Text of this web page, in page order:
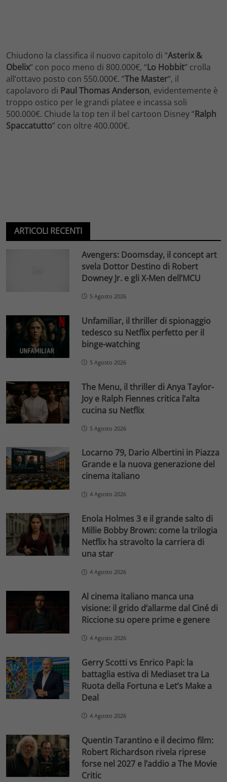
Chiudono la classifica il nuovo capitolo di “Asterix &
Obelix” con poco meno di 800.000€, “Lo Hobbit” crolla
all’ottavo posto con 550.000€. “The Master“, il
capolavoro di Paul Thomas Anderson, evidentemente è
troppo ostico per le grandi platee e incassa soli
500.000€. Chiude la top ten il bel cartoon Disney “Ralph
Spaccatutto” con oltre 400.000€.
ARTICOLI RECENTI
Avengers: Doomsday, il concept art
svela Dottor Destino di Robert
Downey Jr. e gli X-Men dell’MCU
5 Agosto 2026
Unfamiliar, il thriller di spionaggio
tedesco su Netflix perfetto per il
binge-watching
5 Agosto 2026
The Menu, il thriller di Anya Taylor-
Joy e Ralph Fiennes critica l’alta
cucina su Netflix
5 Agosto 2026
Locarno 79, Dario Albertini in Piazza
Grande e la nuova generazione del
cinema italiano
4 Agosto 2026
Enola Holmes 3 e il grande salto di
Millie Bobby Brown: come la trilogia
Netflix ha stravolto la carriera di
una star
4 Agosto 2026
Al cinema italiano manca una
visione: il grido d’allarme dal Ciné di
Riccione su opere prime e genere
4 Agosto 2026
Gerry Scotti vs Enrico Papi: la
battaglia estiva di Mediaset tra La
Ruota della Fortuna e Let’s Make a
Deal
4 Agosto 2026
Quentin Tarantino e il decimo film:
Robert Richardson rivela riprese
forse nel 2027 e l’addio a The Movie
Critic